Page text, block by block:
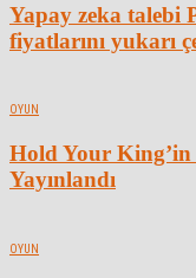
Yapay zeka talebi
fiyatlarını yukarı
OYUN
Hold Your
Yayınlandı
OYUN